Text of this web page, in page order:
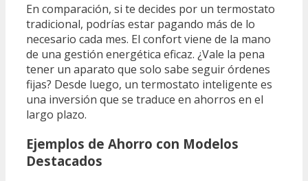
En comparación, si te decides por un termostato
tradicional, podrías estar pagando más de lo
necesario cada mes. El confort viene de la mano
de una gestión energética eficaz. ¿Vale la pena
tener un aparato que solo sabe seguir órdenes
fijas? Desde luego, un termostato inteligente es
una inversión que se traduce en ahorros en el
largo plazo.
Ejemplos de Ahorro con Modelos
Destacados